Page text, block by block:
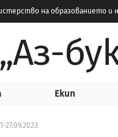
на образованието и
Екип
27.09.2023